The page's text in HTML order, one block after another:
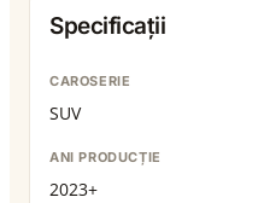
Specificații
CAROSERIE
SUV
ANI PRODUCȚIE
2023+